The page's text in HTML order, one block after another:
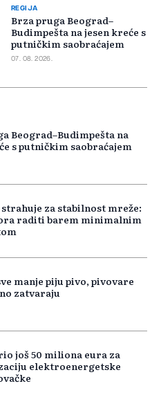
REGIJA
Brza pruga Beograd–
Budimpešta na jesen kreće s
putničkim saobraćajem
07. 08. 2026.
Beograd–Budimpešta na
s putničkim saobraćajem
za stabilnost mreže:
raditi barem minimalnim
manje piju pivo, pivovare
zatvaraju
još 50 miliona eura za
elektroenergetske